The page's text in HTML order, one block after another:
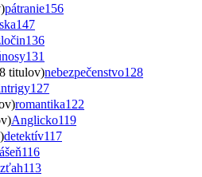
pátranie156
147
136
131
titulov)nebezpečenstvo128
127
romantika122
Anglicko119
detektív117
116
113